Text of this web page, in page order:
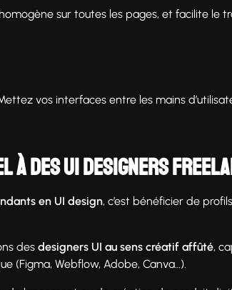
sur toutes les pages, et facilite le
vos interfaces entre les mains
à des UI designers
en UI design, c’est bénéficier de
des designers UI au sens créatif affûté,
(Figma, Webflow, Adobe, Canva…).